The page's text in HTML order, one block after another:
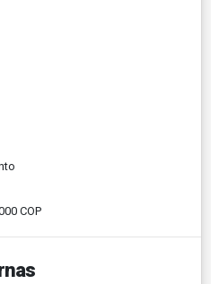
COP